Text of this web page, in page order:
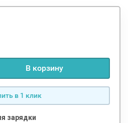
В корзину
в 1 клик
зарядки